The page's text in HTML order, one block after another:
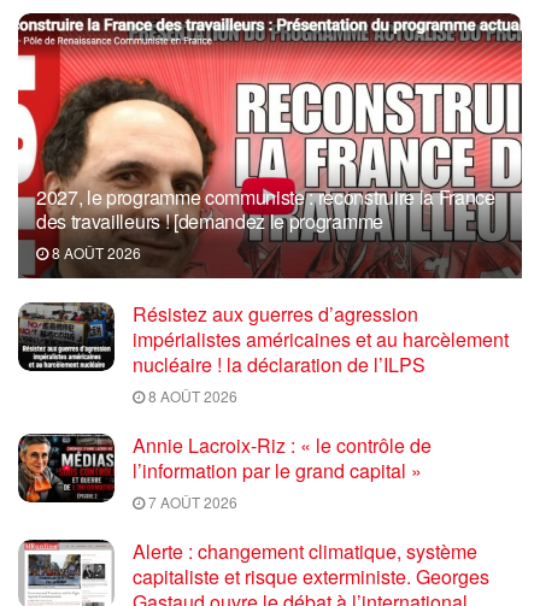
2027, le programme communiste : reconstruire la France
des travailleurs ! [demandez le programme
8 AOÛT 2026
Résistez aux guerres d’agression
impérialistes américaines et au harcèlement
nucléaire ! la déclaration de l’ILPS
8 AOÛT 2026
Annie Lacroix-Riz : « le contrôle de
l’information par le grand capital »
7 AOÛT 2026
Alerte : changement climatique, système
capitaliste et risque exterministe. Georges